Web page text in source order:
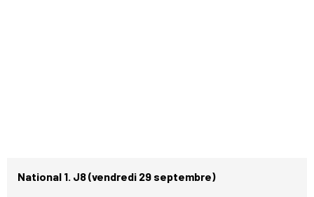
National 1. J8 (vendredi 29 septembre)